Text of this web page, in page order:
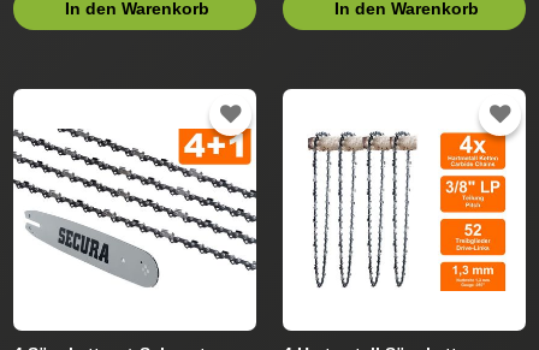
In den Warenkorb In den Warenkorb